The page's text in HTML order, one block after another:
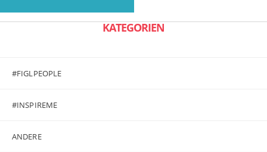
KATEGORIEN
#FIGLPEOPLE
#INSPIREME
ANDERE